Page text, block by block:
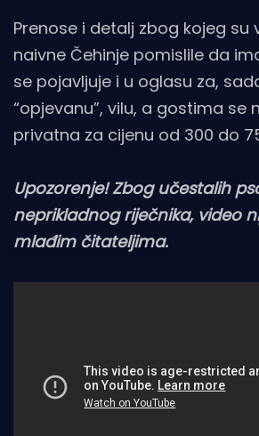
Prenose i detalj zbog kojeg su
naivne Čehinje pomislile da
se pojavljuje i u oglasu za,
“opjevanu”, vilu, a gostima se
privatna za cijenu od 300 do
Upozorenje! Zbog učestalih
neprikladnog riječnika, video
mlađim čitateljima.